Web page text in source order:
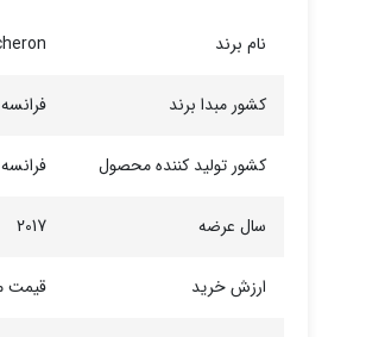
نام برند
کشور مبدا برند فرانسه
کشور تولید کننده محصول فرانسه
سال عرضه 2017
ارزش خرید قیمت